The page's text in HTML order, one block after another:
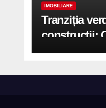
IMOBILIARE
Tranziția
construcții:
modernă cu